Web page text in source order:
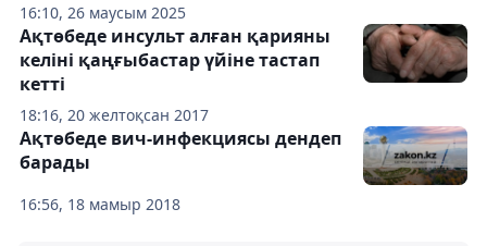
16:10, 26 маусым 2025
18:16, 20 желтоқсан 2017
Ақтөбеде инсульт алған қарияны
келіні қаңғыбастар үйіне тастап
кетті
16:56, 18 мамыр 2018
Ақтөбеде вич-инфекциясы дендеп
барады